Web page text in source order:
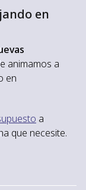
en
animamos a
en
a
que necesite.